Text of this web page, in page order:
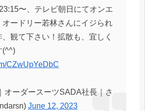
〜、テレビ朝日にてオンエ
オードリー若林さんにイジられ
観て下さい！拡散も、宜しく
(^^)
CZwUpYeDbC
ーダースーツSADA社長｜さ
June 12, 2023